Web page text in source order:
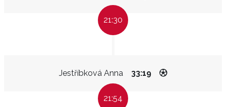
21:30
Jestříbková Anna 33:19
21:54